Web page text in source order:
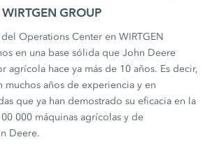
GROUP
Operations Center en WIRTGEN
en una base sólida que John Deere
agrícola hace ya más de 10 años. Es decir,
muchos años de experiencia y en
que ya han demostrado su eficacia en la
000 máquinas agrícolas y de
Deere.